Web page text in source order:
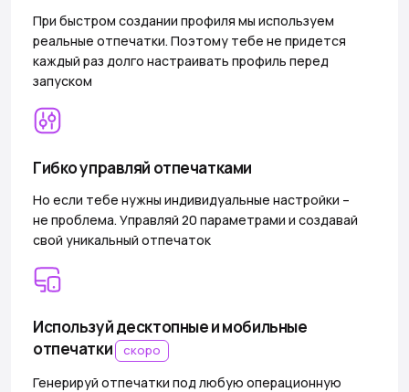
При быстром создании профиля мы используем
реальные отпечатки. Поэтому тебе не придется
каждый раз долго настраивать профиль перед
запуском
Гибко управляй отпечатками
Но если тебе нужны индивидуальные настройки –
не проблема. Управляй 20 параметрами и создавай
свой уникальный отпечаток
Используй десктопные и мобильные
отпечатки
скоро
Генерируй отпечатки под любую операционную